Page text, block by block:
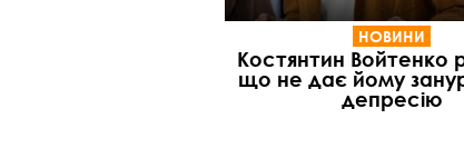
НОВИНИ
Костянтин Войтенко
що не дає йому
депресію